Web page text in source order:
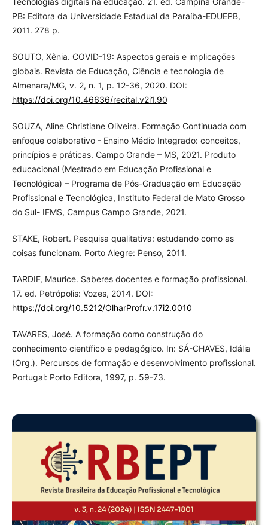
PB: Editora da Universidade Estadual da Paraíba-EDUEPB,
2011. 278 p.
SOUTO, Xênia. COVID-19: Aspectos gerais e implicações
globais. Revista de Educação, Ciência e tecnologia de
Almenara/MG, v. 2, n. 1, p. 12-36, 2020. DOI:
https://doi.org/10.46636/recital.v2i1.90
SOUZA, Aline Christiane Oliveira. Formação Continuada com
enfoque colaborativo - Ensino Médio Integrado: conceitos,
princípios e práticas. Campo Grande – MS, 2021. Produto
educacional (Mestrado em Educação Profissional e
Tecnológica) – Programa de Pós-Graduação em Educação
Profissional e Tecnológica, Instituto Federal de Mato Grosso
do Sul- IFMS, Campus Campo Grande, 2021.
STAKE, Robert. Pesquisa qualitativa: estudando como as
coisas funcionam. Porto Alegre: Penso, 2011.
TARDIF, Maurice. Saberes docentes e formação profissional.
17. ed. Petrópolis: Vozes, 2014. DOI:
https://doi.org/10.5212/OlharProfr.v.17i2.0010
TAVARES, José. A formação como construção do
conhecimento científico e pedagógico. In: SÁ-CHAVES, Idália
(Org.). Percursos de formação e desenvolvimento profissional.
Portugal: Porto Editora, 1997, p. 59-73.